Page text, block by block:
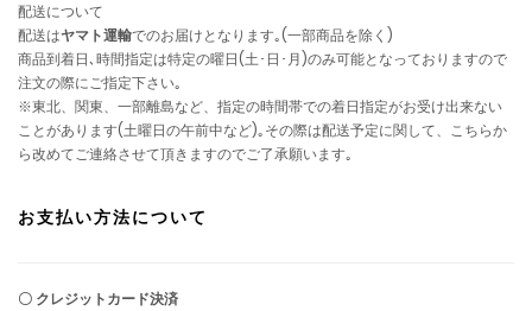
配送について
配送はヤマト運輸でのお届けとなります｡(一部商品を除く)
商品到着日､時間指定は特定の曜日(土･日･月)のみ可能となっておりますので
注文の際にご指定下さい｡
※東北、関東、一部離島など、指定の時間帯での着日指定がお受け出来ない
ことがあります(土曜日の午前中など)｡その際は配送予定に関して、こちらか
ら改めてご連絡させて頂きますのでご了承願います｡
お支払い方法について
〇 クレジットカード決済